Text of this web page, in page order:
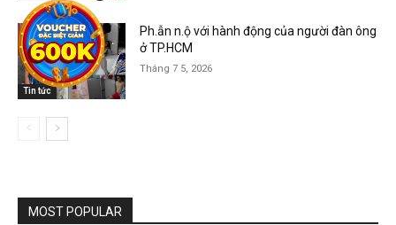
Tin tức
Ph.ẫn n.ộ với hành động của người đàn ông
ở TP.HCM
Tháng 7 5, 2026
MOST POPULAR